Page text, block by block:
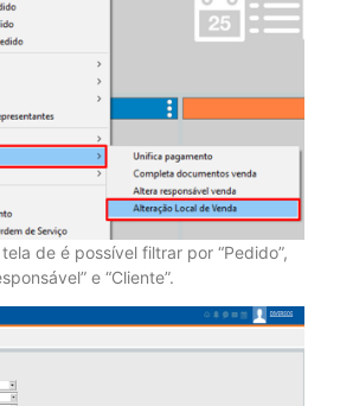
de é possível filtrar por “Pedido”,
e “Cliente”.